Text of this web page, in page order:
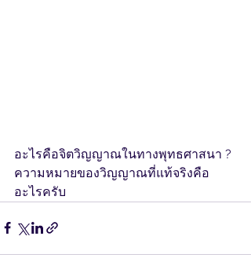
อะไรคือจิตวิญญาณในทางพุทธศาสนา ?
ความหมายของวิญญาณที่แท้จริงคือ
อะไรครับ